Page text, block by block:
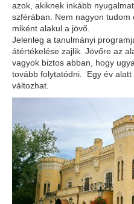
azok, akiknek inkább
szférában. Nem nagyon
miként alakul a jövő.
Jelenleg a tanulmányi
átértékelése zajlik. Jövőre az
vagyok biztos abban, hogy
tovább folytatódni. Egy év
változhat.